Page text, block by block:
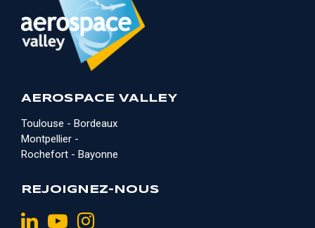
AEROSPACE VALLEY
Toulouse - Bordeaux
Montpellier -
Rochefort - Bayonne
REJOIGNEZ-NOUS